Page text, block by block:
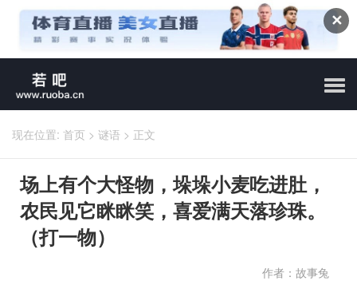
✕
现在位置: 首页 > 谜语 > 正文
场上有个大怪物，垛垛小麦吃进肚，
农民见它眯眯笑，喜爱满天落珍珠。
（打一物）
作者：故事兔